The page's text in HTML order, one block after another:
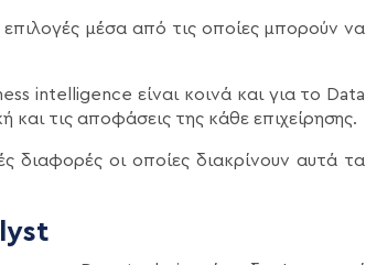
μέσα από τις οποίες μπορούν να
intelligence είναι κοινά και για το Data
τις αποφάσεις της κάθε επιχείρησης.
διαφορές οι οποίες διακρίνουν αυτά τα